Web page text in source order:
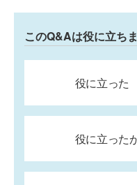
このQ&Aは役に立ち
役に立った
役に立った